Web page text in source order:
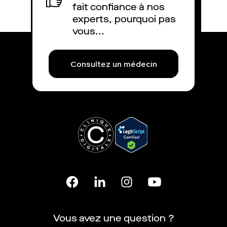
fait confiance à nos
experts, pourquoi pas
vous...
Consultez un médecin
Vous avez une question ?